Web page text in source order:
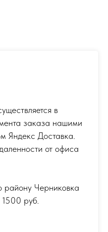
в
заказа нашими
Яндекс Доставка.
от офиса
району Черниковка
руб.